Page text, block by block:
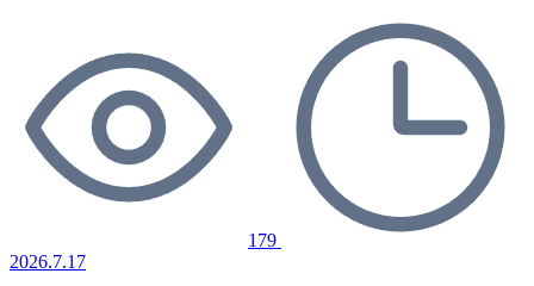
179
2026.7.17